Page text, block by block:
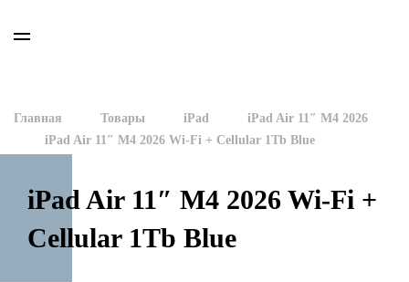
Главная Товары iPad
iPad Air 11″ M4 2026
iPad Air 11″ M4 2026 Wi-Fi + Cellular 1Tb Blue
iPad Air 11″ M4 2026 Wi-Fi +
Cellular 1Tb Blue